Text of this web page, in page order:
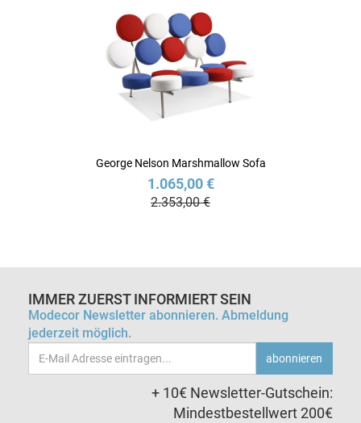
George Nelson Marshmallow Sofa
1.065,00 €
2.353,00 €
IMMER ZUERST INFORMIERT SEIN
Modecor Newsletter abonnieren. Abmeldung
jederzeit möglich.
Email-
Adresse
abonnieren
+ 10€ Newsletter-Gutschein:
Mindestbestellwert 200€